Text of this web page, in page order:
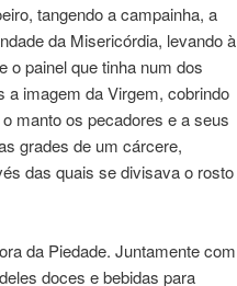
tangendo a campainha, a
da Misericórdia, levando à
o painel que tinha num dos
a imagem da Virgem, cobrindo
manto os pecadores e a seus
grades de um cárcere,
das quais se divisava o rosto
da Piedade. Juntamente com
doces e bebidas para